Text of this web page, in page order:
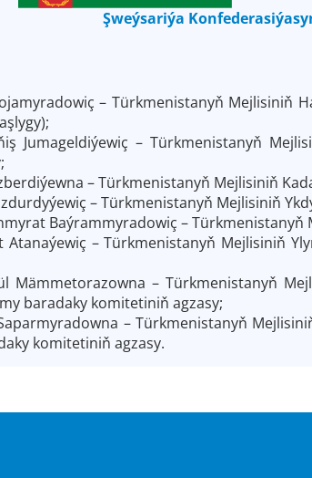
Şweýsariýa
– Türkmenistanyň Mejlisiniň
Jumageldiýewiç – Türkmenistanyň
– Türkmenistanyň Mejlisiniň
– Türkmenistanyň Mejlisiniň
Baýrammyradowiç –
Atanaýewiç – Türkmenistanyň Mejlisiniň
Mämmetorazowna – Türkmenistanyň
baradaky komitetiniň agzasy;
– Türkmenistanyň
komitetiniň agzasy.